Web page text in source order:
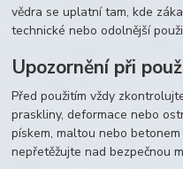
vědra se uplatní tam, kde
technické nebo odolnější
Upozornění při
Před použitím vždy
praskliny, deformace nebo
pískem, maltou nebo
nepřetěžujte nad bezpečnou